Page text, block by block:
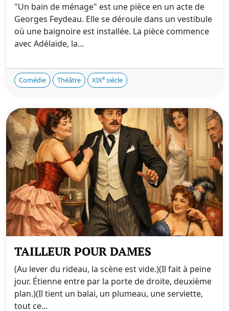
"Un bain de ménage" est une pièce en un acte de
Georges Feydeau. Elle se déroule dans un vestibule
où une baignoire est installée. La pièce commence
avec Adélaïde, la...
Comédie Théâtre XIXe siècle
TAILLEUR POUR DAMES
(Au lever du rideau, la scène est vide.)(Il fait à peine
jour. Étienne entre par la porte de droite, deuxième
plan.)(Il tient un balai, un plumeau, une serviette,
tout ce...